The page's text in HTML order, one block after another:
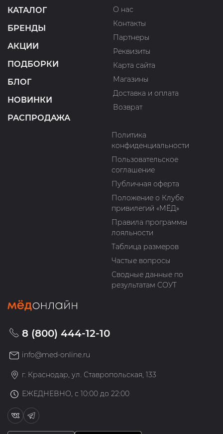
КАТАЛОГ
БРЕНДЫ
АКЦИИ
ПОДБОРКИ
БЛОГ
НОВИНКИ
РАСПРОДАЖА
О нас
Контакты
Партнеры
Реквизиты
Карта сайта
Магазины
Доставка и оплата
Возврат
Политика
конфиденциальности
Пользовательское
соглашение
Публичная оферта
Положение о Клубе
привилегий «МЁД»
Правила программы
лояльности
Таблица размеров
Частые вопросы
Сводные данные по
результатам СОУТ
8 (800) 444-12-10
info@med-online.ru
г. Краснодар, ул. Ставропольская, 133
ЕЖЕДНЕВНО, с 10:00 до 22:00